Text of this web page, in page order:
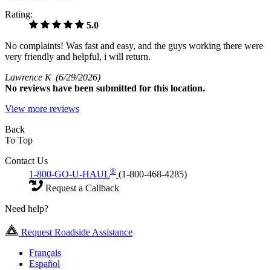
Rating:
5.0
No complaints! Was fast and easy, and the guys working there were
very friendly and helpful, i will return.
Lawrence K (6/29/2026)
No reviews have been submitted for this location.
View more reviews
Back
To Top
Contact Us
1-800-GO-U-HAUL® (1-800-468-4285)
Request a Callback
Need help?
Request Roadside Assistance
Français
Español